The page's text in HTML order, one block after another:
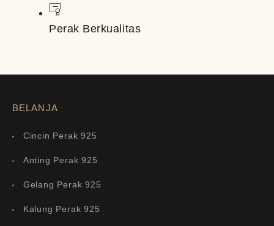
Perak Berkualitas
BELANJA
Cincin Perak 925
Anting Perak 925
Gelang Perak 925
Kalung Perak 925